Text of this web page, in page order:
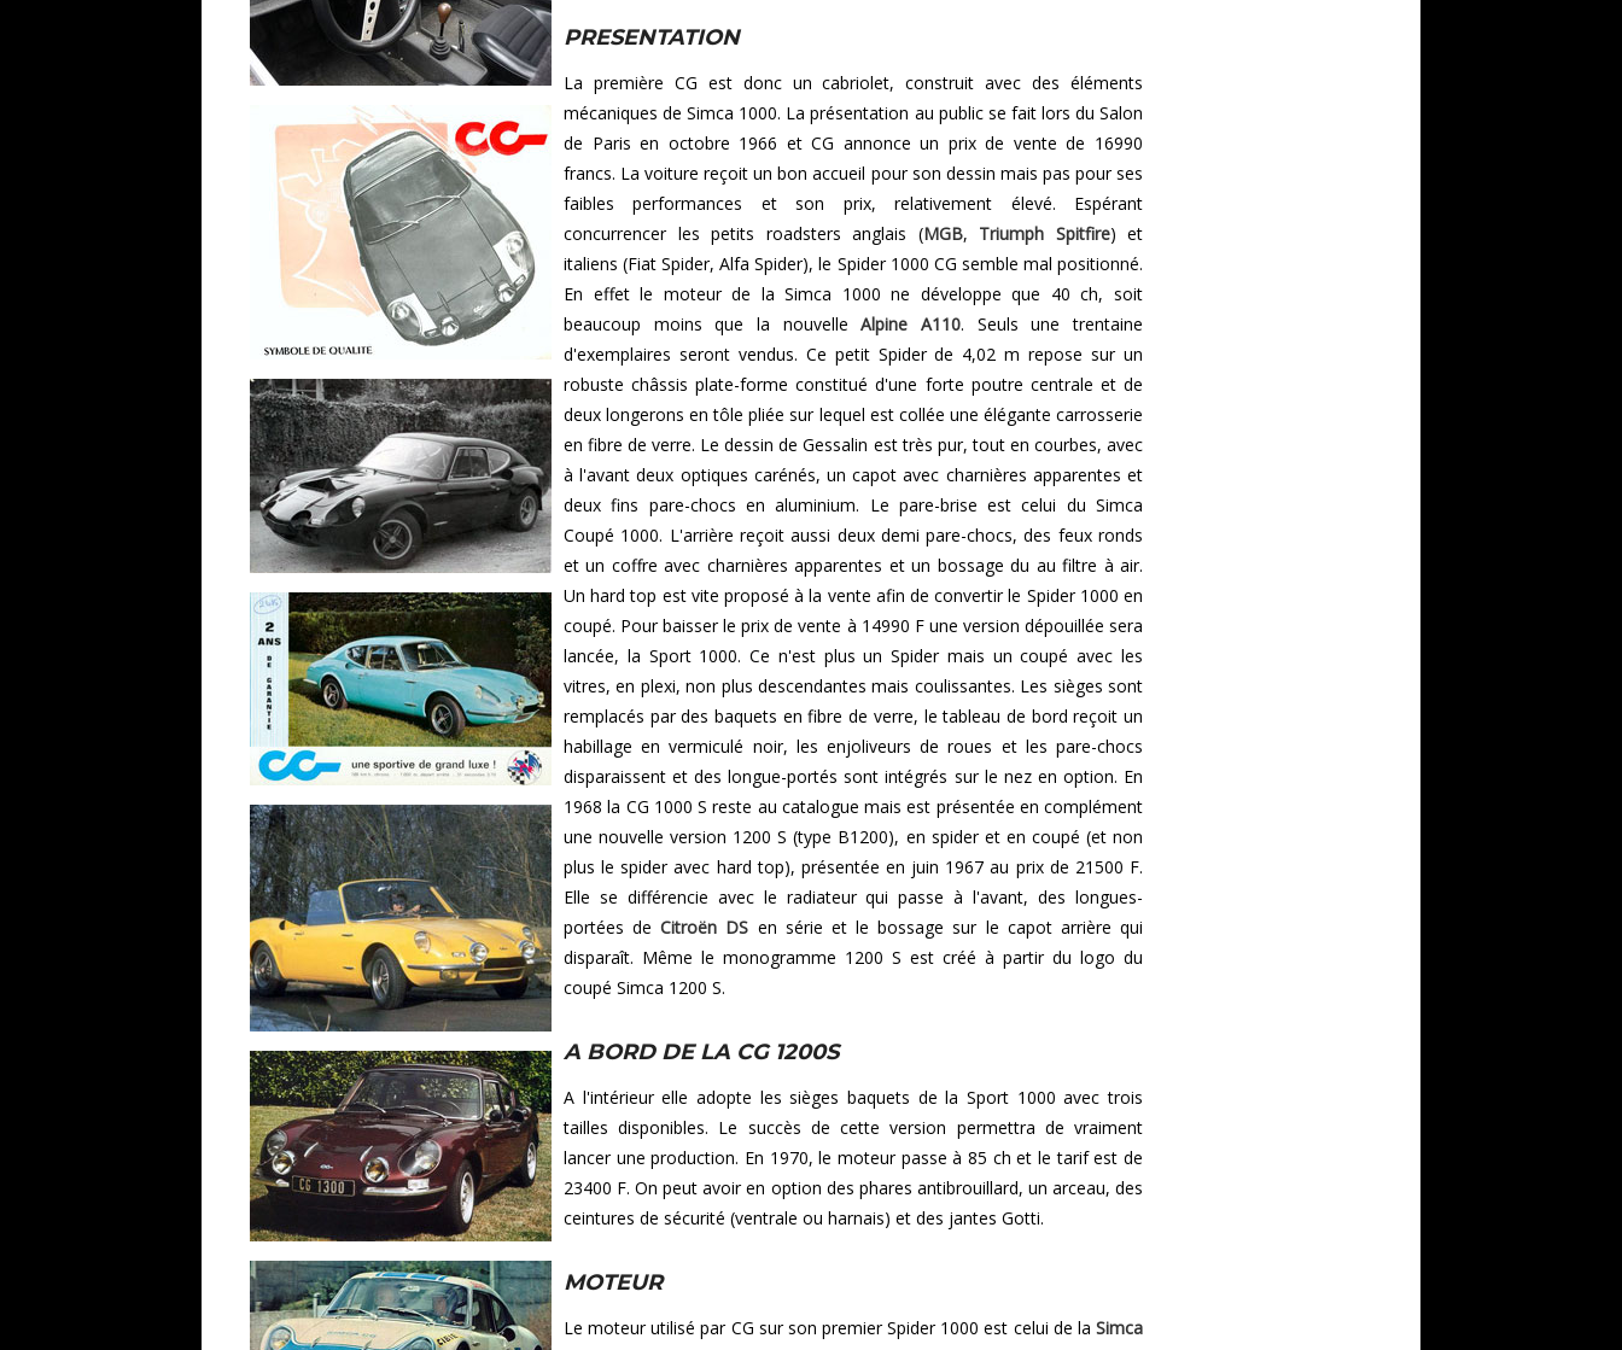
PRESENTATION
La première CG est donc un cabriolet, construit avec des éléments
mécaniques de Simca 1000. La présentation au public se fait lors du Salon
de Paris en octobre 1966 et CG annonce un prix de vente de 16990
francs. La voiture reçoit un bon accueil pour son dessin mais pas pour ses
faibles performances et son prix, relativement élevé. Espérant
concurrencer les petits roadsters anglais (MGB, Triumph Spitfire) et
italiens (Fiat Spider, Alfa Spider), le Spider 1000 CG semble mal positionné.
En effet le moteur de la Simca 1000 ne développe que 40 ch, soit
beaucoup moins que la nouvelleAlpine A110. Seuls une trentaine
d'exemplaires seront vendus. Ce petit Spider de 4,02 m repose sur un
robuste châssis plate-forme constitué d'une forte poutre centrale et de
deux longerons en tôle pliée sur lequel est collée une élégante carrosserie
en fibre de verre. Le dessin de Gessalin est très pur, tout en courbes, avec
à l'avant deux optiques carénés, un capot avec charnières apparentes et
deux fins pare-chocs en aluminium. Le pare-brise est celui du Simca
Coupé 1000. L'arrière reçoit aussi deux demi pare-chocs, des feux ronds
et un coffre avec charnières apparentes et un bossage du au filtre à air.
Un hard top est vite proposé à la vente afin de convertir le Spider 1000 en
coupé. Pour baisser le prix de vente à 14990 F une version dépouillée sera
lancée, la Sport 1000. Ce n'est plus un Spider mais un coupé avec les
vitres, en plexi, non plus descendantes mais coulissantes. Les sièges sont
remplacés par des baquets en fibre de verre, le tableau de bord reçoit un
habillage en vermiculé noir, les enjoliveurs de roues et les pare-chocs
disparaissent et des longue-portés sont intégrés sur le nez en option. En
1968 la CG 1000 S reste au catalogue mais est présentée en complément
une nouvelle version 1200 S (type B1200), en spider et en coupé (et non
plus le spider avec hard top), présentée en juin 1967 au prix de 21500 F.
Elle se différencie avec le radiateur qui passe à l'avant, des longues-
portées deCitroën DS en série et le bossage sur le capot arrière qui
disparaît. Même le monogramme 1200 S est créé à partir du logo du
coupé Simca 1200 S.
A BORD DE LA CG 1200S
A l'intérieur elle adopte les sièges baquets de la Sport 1000 avec trois
tailles disponibles. Le succès de cette version permettra de vraiment
lancer une production. En 1970, le moteur passe à 85 ch et le tarif est de
23400 F. On peut avoir en option des phares antibrouillard, un arceau, des
ceintures de sécurité (ventrale ou harnais) et des jantes Gotti.
MOTEUR
Le moteur utilisé par CG sur son premier Spider 1000 est celui de la Simca